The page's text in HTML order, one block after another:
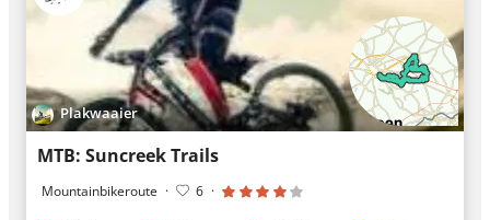
Plakwaaier
MTB: Suncreek Trails
Mountainbikeroute · 6 ·